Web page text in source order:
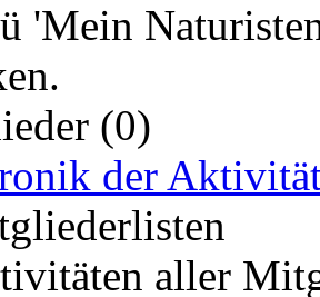
'Mein
(0)
der
aller